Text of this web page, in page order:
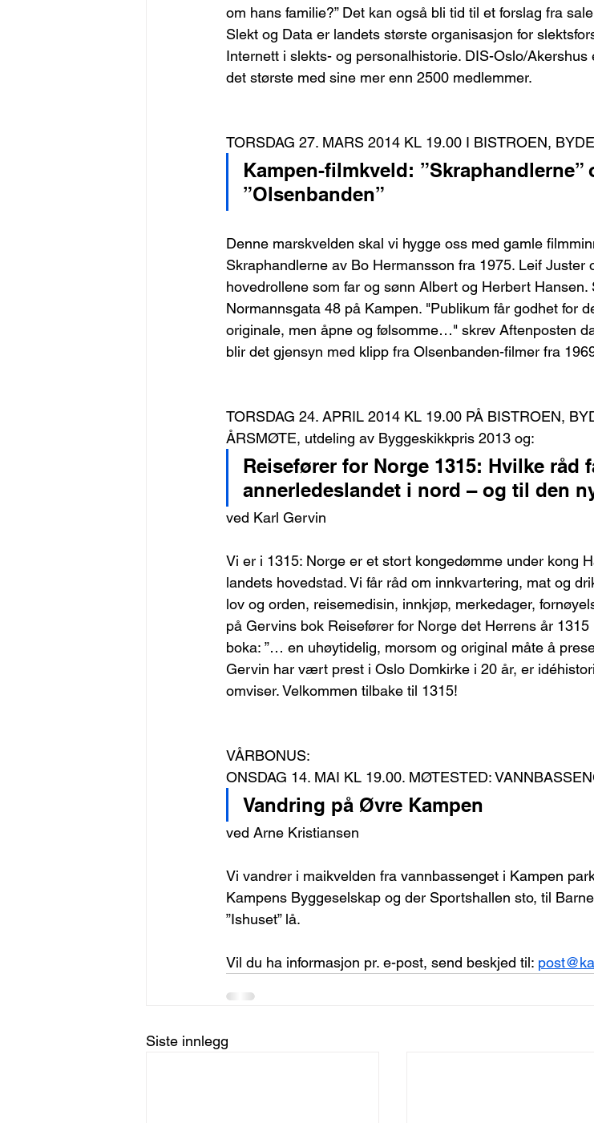
om hans familie?” Det kan også bli tid til et forslag fra
Slekt og Data er landets største organisasjon for
Internett i slekts- og personalhistorie. DIS-Oslo/
det største med sine mer enn 2500 medlemmer.
TORSDAG 27. MARS 2014 KL 19.00 I BISTROEN,
Kampen-filmkveld: ”Skraphandlerne”
”Olsenbanden”
Denne marskvelden skal vi hygge oss med gamle
Skraphandlerne av Bo Hermansson fra 1975. Leif Juster
hovedrollene som far og sønn Albert og Herbert Hansen.
Normannsgata 48 på Kampen. "Publikum får godhet for
originale, men åpne og følsomme…" skrev Aftenposten
blir det gjensyn med klipp fra Olsenbanden-filmer fra
TORSDAG 24. APRIL 2014 KL 19.00 PÅ BISTROEN,
ÅRSMØTE, utdeling av Byggeskikkpris 2013 og:
Reisefører for Norge 1315: Hvilke
annerledeslandet i nord – og til den
ved Karl Gervin
Vi er i 1315: Norge er et stort kongedømme under kong
landets hovedstad. Vi får råd om innkvartering, mat og
lov og orden, reisemedisin, innkjøp, merkedager,
på Gervins bok Reisefører for Norge det Herrens år
boka: ”… en uhøytidelig, morsom og original måte å
Gervin har vært prest i Oslo Domkirke i 20 år, er
omviser. Velkommen tilbake til 1315!
VÅRBONUS:
ONSDAG 14. MAI KL 19.00. MØTESTED:
Vandring på Øvre Kampen
ved Arne Kristiansen
Vi vandrer i maikvelden fra vannbassenget i Kampen
Kampens Byggeselskap og der Sportshallen sto, til
”Ishuset” lå.
Vil du ha informasjon pr. e-post, send beskjed til:
Siste innlegg